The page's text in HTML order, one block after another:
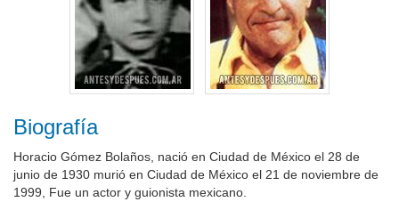
Biografía
Horacio Gómez Bolaños, nació en Ciudad de México el 28 de
junio de 1930 murió en Ciudad de México el 21 de noviembre de
1999, Fue un actor y guionista mexicano.